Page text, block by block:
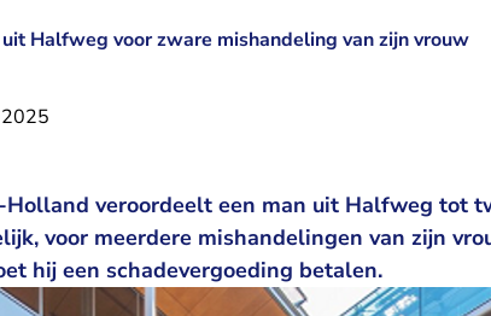
Halfweg voor zware mishandeling van zijn vrouw
veroordeelt een man uit Halfweg tot
voor meerdere mishandelingen van zijn
hij een schadevergoeding betalen.